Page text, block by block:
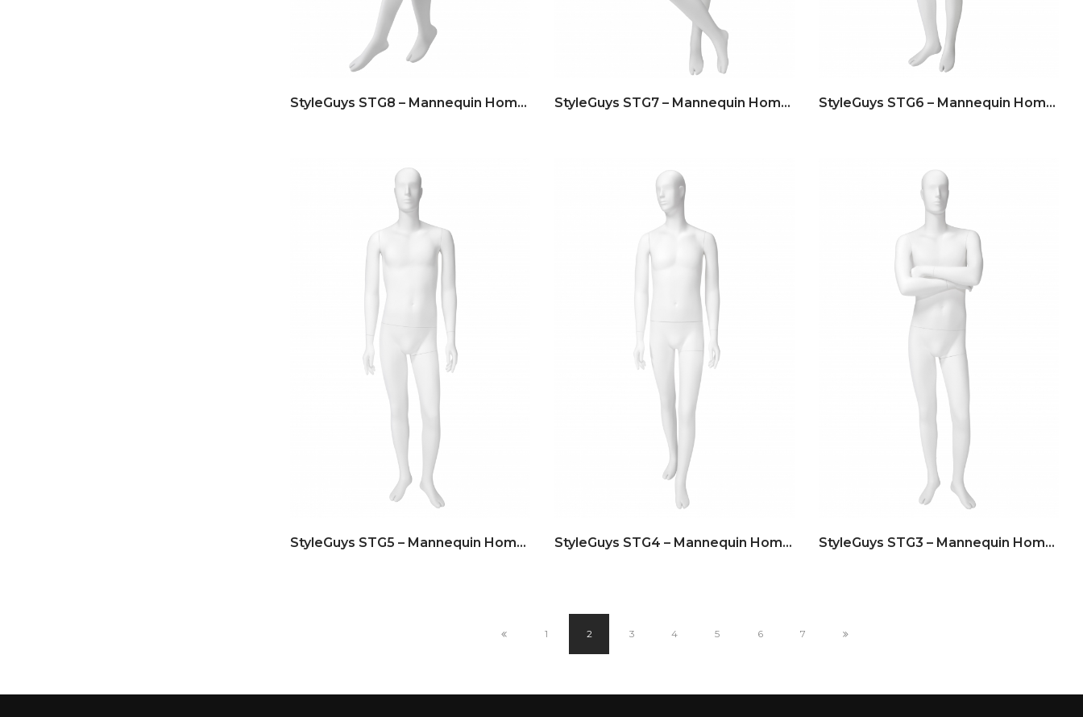
StyleGuys STG8 – Mannequin Homme StyleGuys STG7 – Mannequin Homme StyleGuys STG6 – Mannequin Homme
StyleGuys STG5 – Mannequin Homme StyleGuys STG4 – Mannequin Homme StyleGuys STG3 – Mannequin Homme
1 2 3 4 5 6 7